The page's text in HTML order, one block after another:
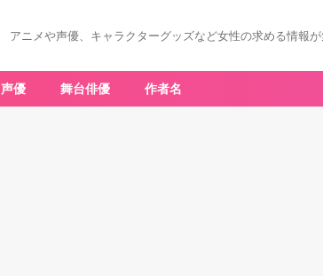
アニメや声優、キャラクターグッズなど女性の求める情報
声優 舞台俳優 作者名